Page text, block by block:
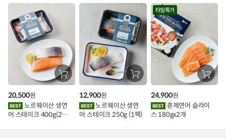
트
장
바
에
담
기
노르웨이산 생연
어 스테이크 400g(2조
20,500원
장
바
에
담
기
노르웨이산 생연
어 스테이크 250g (1팩)
12,900원
타임특가
장
바
에
담
스 180gx2개
24,900원